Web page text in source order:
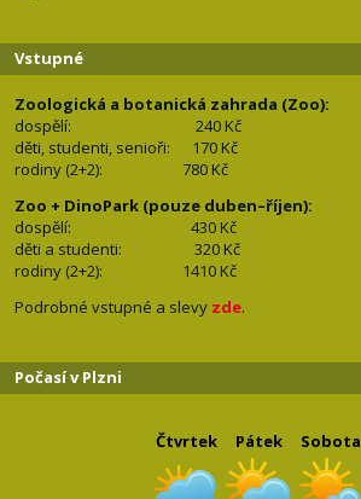
Vstupné
Zoologická a botanická zahrada (Zoo):
dospělí:
240 Kč
děti, studenti, senioři: 170 Kč
rodiny (2+2): 780 Kč
Zoo + DinoPark (pouze duben–říjen):
dospělí: 430 Kč
děti a studenti: 320 Kč
rodiny (2+2): 1410 Kč
Podrobné vstupné a slevy zde.
Počasí v Plzni
Čtvrtek Pátek Sobota